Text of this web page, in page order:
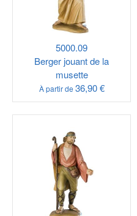
5000.09
Berger jouant de la
musette
À partir de 36,90 €